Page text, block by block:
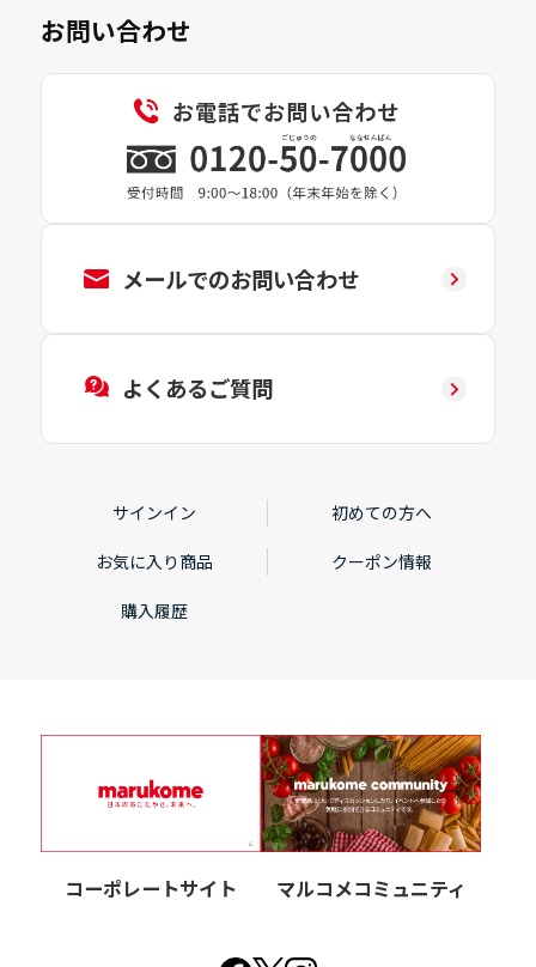
お問い合わせ
メールでのお問い合わせ
よくあるご質問
サインイン 初めての方へ
お気に入り商品 クーポン情報
購入履歴
コーポレートサイト マルコメコミュニティ